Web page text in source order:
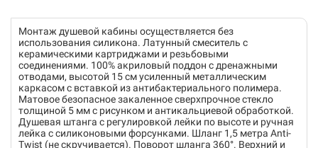
Монтаж душевой кабины осуществляется без
использования силикона. Латунный смеситель с
керамическими картриджами и резьбовыми
соединениями. 100% акриловый поддон с дренажными
отводами, высотой 15 см усиленный металлическим
каркасом с вставкой из антибактериального полимера.
Матовое безопасное закаленное сверхпрочное стекло
толщиной 5 мм с рисунком и антикальциевой обработкой.
Душевая штанга с регулировкой лейки по высоте и ручная
лейка с силиконовыми форсунками. Шланг 1,5 метра Anti-
Twist (не скручивается). Поворот шланга 360°. Верхний и